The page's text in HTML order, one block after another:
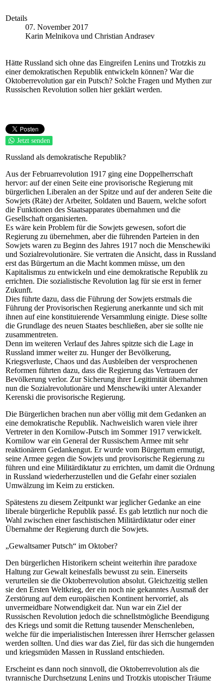
Details
07. November 2017
Karin Melnikova und Christian Andrasev
Hätte Russland sich ohne das Eingreifen Lenins und Trotzkis zu
einer demokratischen Republik entwickeln können? War die
Oktoberrevolution gar ein Putsch? Solche Fragen und Mythen zur
Russischen Revolution sollen hier geklärt werden.
Jetzt senden
Russland als demokratische Republik?
Aus der Februarrevolution 1917 ging eine Doppelherrschaft
hervor: auf der einen Seite eine provisorische Regierung mit
bürgerlichen Liberalen an der Spitze und auf der anderen Seite die
Sowjets (Räte) der Arbeiter, Soldaten und Bauern, welche sofort
die Funktionen des Staatsapparates übernahmen und die
Gesellschaft organisierten.
Es wäre kein Problem für die Sowjets gewesen, sofort die
Regierung zu übernehmen, aber die führenden Parteien in den
Sowjets waren zu Beginn des Jahres 1917 noch die Menschewiki
und Sozialrevolutionäre. Sie vertraten die Ansicht, dass in Russland
erst das Bürgertum an die Macht kommen müsse, um den
Kapitalismus zu entwickeln und eine demokratische Republik zu
errichten. Die sozialistische Revolution lag für sie erst in ferner
Zukunft.
Dies führte dazu, dass die Führung der Sowjets erstmals die
Führung der Provisorischen Regierung anerkannte und sich mit
ihnen auf eine konstituierende Versammlung einigte. Diese sollte
die Grundlage des neuen Staates beschließen, aber sie sollte nie
zusammentreten.
Denn im weiteren Verlauf des Jahres spitzte sich die Lage in
Russland immer weiter zu. Hunger der Bevölkerung,
Kriegsverluste, Chaos und das Ausbleiben der versprochenen
Reformen führten dazu, dass die Regierung das Vertrauen der
Bevölkerung verlor. Zur Sicherung ihrer Legitimität übernahmen
nun die Sozialrevolutionäre und Menschewiki unter Alexander
Kerenski die provisorische Regierung.
Die Bürgerlichen brachen nun aber völlig mit dem Gedanken an
eine demokratische Republik. Nachweislich waren viele ihrer
Vertreter in den Kornilow-Putsch im Sommer 1917 verwickelt.
Kornilow war ein General der Russischem Armee mit sehr
reaktionärem Gedankengut. Er wurde vom Bürgertum ermutigt,
seine Armee gegen die Sowjets und provisorische Regierung zu
führen und eine Militärdiktatur zu errichten, um damit die Ordnung
in Russland wiederherzustellen und die Gefahr einer sozialen
Umwälzung im Keim zu ersticken.
Spätestens zu diesem Zeitpunkt war jeglicher Gedanke an eine
liberale bürgerliche Republik passé. Es gab letztlich nur noch die
Wahl zwischen einer faschistischen Militärdiktatur oder einer
Übernahme der Regierung durch die Sowjets.
„Gewaltsamer Putsch“ im Oktober?
Den bürgerlichen Historikern scheint weiterhin ihre paradoxe
Haltung zur Gewalt keinesfalls bewusst zu sein. Einerseits
verurteilen sie die Oktoberrevolution absolut. Gleichzeitig stellen
sie den Ersten Weltkrieg, der ein noch nie gekanntes Ausmaß der
Zerstörung auf dem europäischen Kontinent hervorrief, als
unvermeidbare Notwendigkeit dar. Nun war ein Ziel der
Russischen Revolution jedoch die schnellstmögliche Beendigung
des Kriegs und somit die Rettung tausender Menschenleben,
welche für die imperialistischen Interessen ihrer Herrscher gelassen
werden sollten. Und dies war das Ziel, für das sich die hungernden
und kriegsmüden Massen in Russland entschieden.
Erscheint es dann noch sinnvoll, die Oktoberrevolution als die
tyrannische Durchsetzung Lenins und Trotzkis utopischer Träume